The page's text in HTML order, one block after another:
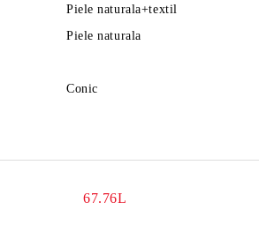
Piele naturala+textil
Piele naturala
Conic
67.76L